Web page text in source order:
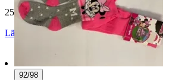
25 824 omdömen
Läs omdömen
92/98